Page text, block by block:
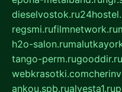
dieselvostok.ru
regsmi.rufilmnetwork.ru
h2o-salon.ru
tango-perm.rugooddir.ru
webkrasotki.com
ankou.spb.rualvesta1.ru